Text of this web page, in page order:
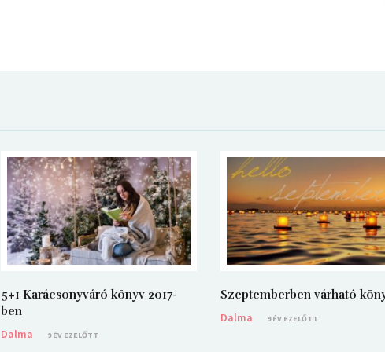
5+1 Karácsonyváró könyv 2017-
ben
Dalma
9 ÉV EZELŐTT
Szeptemberben várható
Dalma
9 ÉV EZELŐTT